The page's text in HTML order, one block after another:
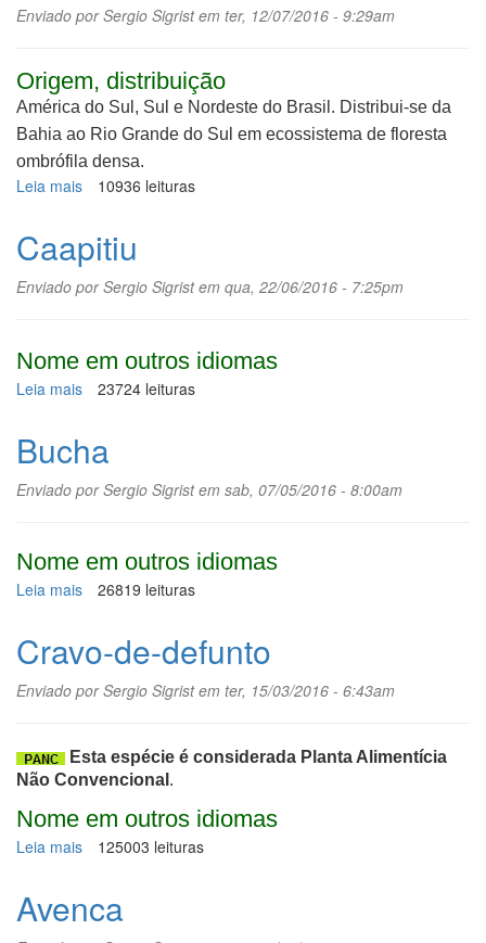
Enviado porSergio Sigristem ter, 12/07/2016 - 9:29am
Origem, distribuição
América do Sul, Sul e Nordeste do Brasil. Distribui-se da
Bahia ao Rio Grande do Sul em ecossistema de floresta
ombrófila densa.
Leia mais sobre
10936 leituras
Caapitiu
Enviado porSergio Sigristem qua, 22/06/2016 - 7:25pm
Nome em outros idiomas
Leia mais sobre
23724 leituras
Bucha
Enviado porSergio Sigristem sab, 07/05/2016 - 8:00am
Nome em outros idiomas
Leia mais sobre
26819 leituras
Cravo-de-defunto
Enviado porSergio Sigristem ter, 15/03/2016 - 6:43am
Esta espécie é considerada Planta Alimentícia
Não Convencional .
Nome em outros idiomas
Leia mais sobre
defunto
125003 leituras
Avenca